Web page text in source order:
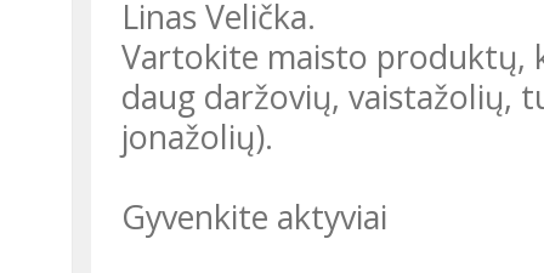
Linas Velička.
Vartokite maisto produktų,
daug daržovių, vaistažolių,
jonažolių).
Gyvenkite aktyviai